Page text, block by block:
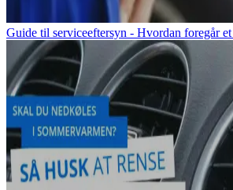
Guide til serviceeftersyn - Hvordan foregår